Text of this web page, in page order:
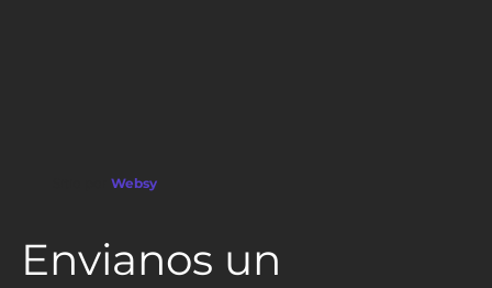
Sitio porWebsy
Envianos un